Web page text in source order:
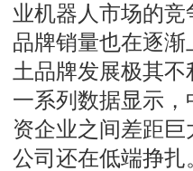
业机器人市场的
品牌销量也在逐
土品牌发展极其不
一系列数据显示
资企业之间差距
公司还在低端挣扎